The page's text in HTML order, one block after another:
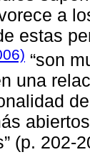
a
estas
“son
una
(p. 202-